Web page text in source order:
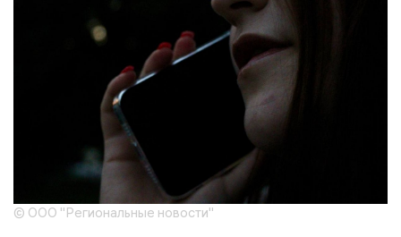
© ООО "Региональные новости"